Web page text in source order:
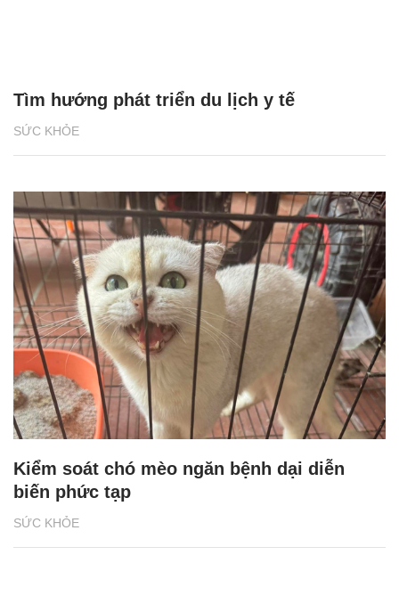
SỨC KHỎE
Tìm hướng phát triển du lịch y tế
SỨC KHỎE
Kiểm soát chó mèo ngăn bệnh dại diễn
biến phức tạp